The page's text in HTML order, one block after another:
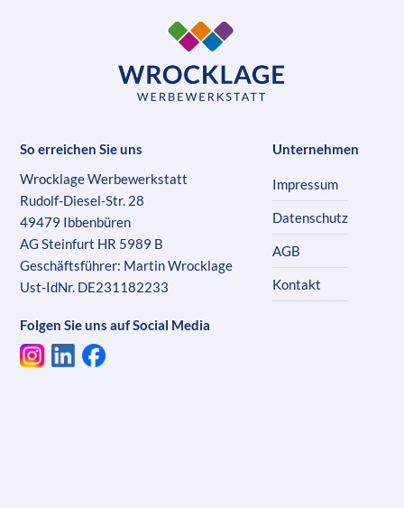
So erreichen Sie uns
Wrocklage Werbewerkstatt
Rudolf-Diesel-Str. 28
49479 Ibbenbüren
AG Steinfurt HR 5989 B
Geschäftsführer: Martin Wrocklage
Ust-IdNr. DE231182233
Folgen Sie uns auf Social Media
Unternehmen
Impressum
Datenschutz
AGB
Kontakt